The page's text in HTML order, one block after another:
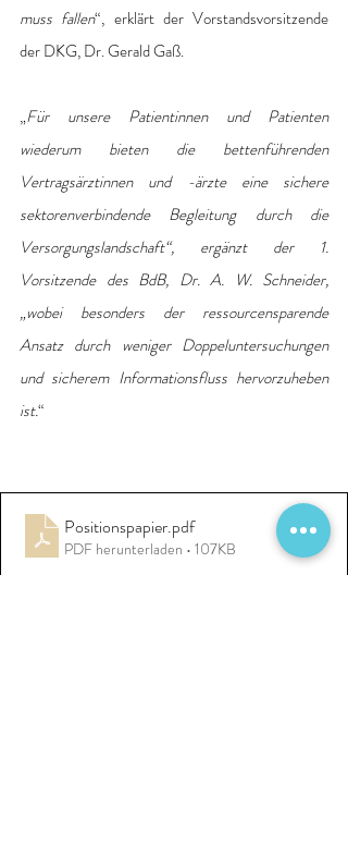
muss fallen“, erklärt der Vorstandsvorsitzende
der DKG, Dr. Gerald Gaß.
„Für unsere Patientinnen und Patienten
wiederum bieten die bettenführenden
Vertragsärztinnen und -ärzte eine sichere
sektorenverbindende Begleitung durch die
Versorgungslandschaft“, ergänzt der 1.
Vorsitzende des BdB, Dr. A. W. Schneider,
„wobei besonders der ressourcensparende
Ansatz durch weniger Doppeluntersuchungen
und sicherem Informationsfluss hervorzuheben
ist.“
Positionspapier.pdf
PDF herunterladen • 107KB